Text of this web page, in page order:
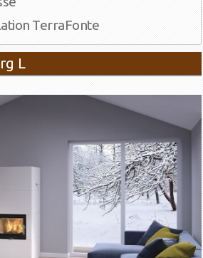
TerraFonte
L